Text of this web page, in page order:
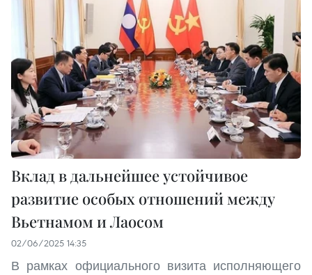
Вклад в дальнейшее устойчивое
развитие особых отношений между
Вьетнамом и Лаосом
02/06/2025 14:35
В рамках официального визита исполняющего